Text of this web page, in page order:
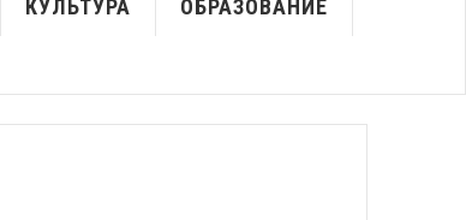
КУЛЬТУРА ОБРАЗОВАНИЕ